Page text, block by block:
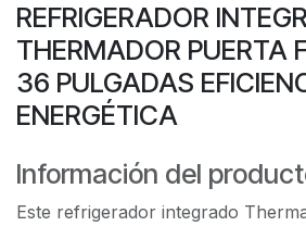
REFRIGERADOR
THERMADOR PUERTA
36 PULGADAS
ENERGÉTICA
Información del
Este refrigerador integrado